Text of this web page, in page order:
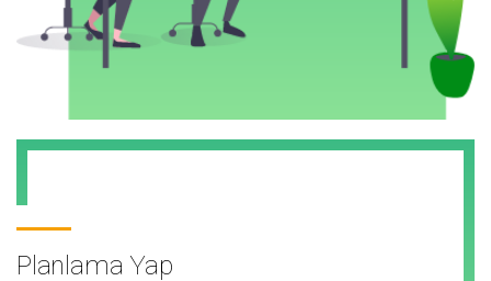
Planlama Yap